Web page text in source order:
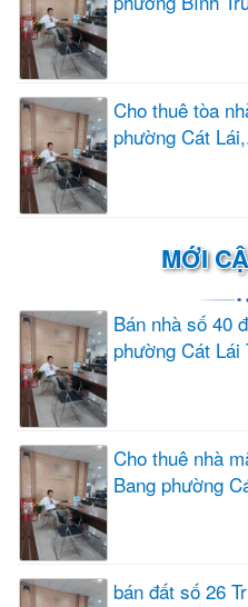
Cho thuê tòa
phường Cát
MỚI
Bán nhà số 40
phường Cát Lái
Cho thuê nhà
Bang phường
bán đất số 26